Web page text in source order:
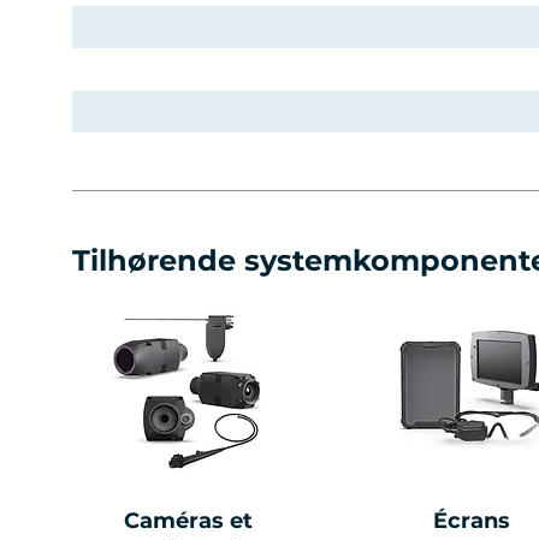
Tilhørende
Caméras et
Écrans